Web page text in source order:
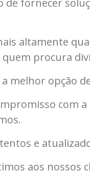
de fornecer
altamente
quem procura
melhor opção
com
e
aos